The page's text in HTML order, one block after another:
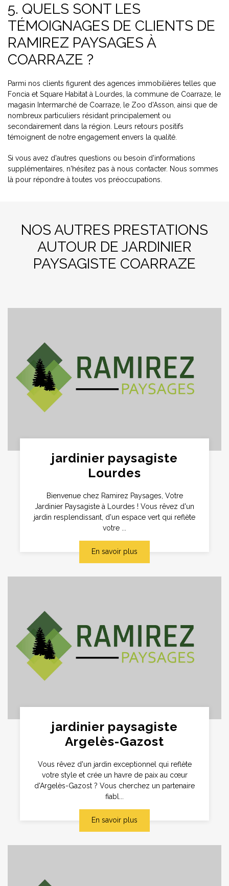
5. QUELS SONT LES
TÉMOIGNAGES DE CLIENTS DE
RAMIREZ PAYSAGES À
COARRAZE ?
Parmi nos clients figurent des agences immobilières telles que
Foncia et Square Habitat à Lourdes, la commune de Coarraze, le
magasin Intermarché de Coarraze, le Zoo d'Asson, ainsi que de
nombreux particuliers résidant principalement ou
secondairement dans la région. Leurs retours positifs
témoignent de notre engagement envers la qualité.
Si vous avez d'autres questions ou besoin d'informations
supplémentaires, n'hésitez pas à nous contacter. Nous sommes
là pour répondre à toutes vos préoccupations.
NOS AUTRES PRESTATIONS
AUTOUR DE JARDINIER
PAYSAGISTE COARRAZE
jardinier paysagiste
Lourdes
Bienvenue chez Ramirez Paysages, Votre
Jardinier Paysagiste à Lourdes ! Vous rêvez d'un
jardin resplendissant, d'un espace vert qui reflète
votre ...
En savoir plus
jardinier paysagiste
Argelès-Gazost
Vous rêvez d'un jardin exceptionnel qui reflète
votre style et crée un havre de paix au cœur
d'Argelès-Gazost ? Vous cherchez un partenaire
fiabl...
En savoir plus